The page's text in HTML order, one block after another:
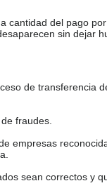
cantidad del pago
sin dejar
de transferencia
fraudes.
empresas
sean correctos y